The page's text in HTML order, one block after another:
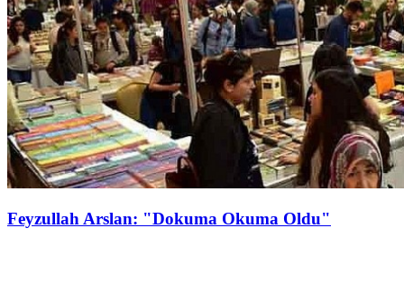
Feyzullah Arslan: "Dokuma Okuma Oldu"